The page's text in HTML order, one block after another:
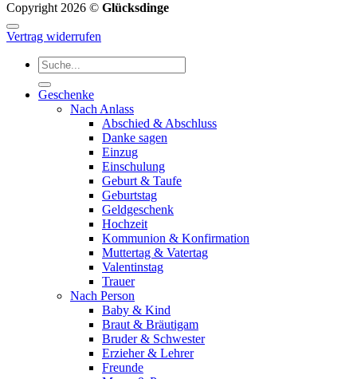
Copyright 2026 © Glücksdinge
Vertrag widerrufen
Suchen
nach:
Geschenke
Nach Anlass
Abschied & Abschluss
Danke sagen
Einzug
Einschulung
Geburt & Taufe
Geburtstag
Geldgeschenk
Hochzeit
Kommunion & Konfirmation
Muttertag & Vatertag
Valentinstag
Trauer
Nach Person
Baby & Kind
Braut & Bräutigam
Bruder & Schwester
Erzieher & Lehrer
Freunde